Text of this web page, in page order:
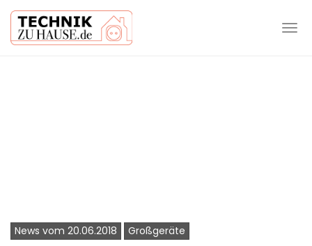
News vom 20.06.2018 Großgeräte